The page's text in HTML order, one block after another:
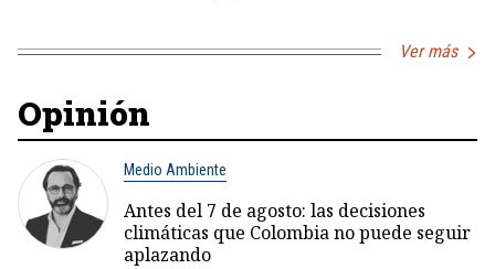
Ver más
Opinión
Medio Ambiente
Antes del 7 de agosto: las decisiones
climáticas que Colombia no puede seguir
aplazando